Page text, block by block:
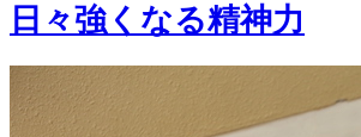
日々強くなる精神力